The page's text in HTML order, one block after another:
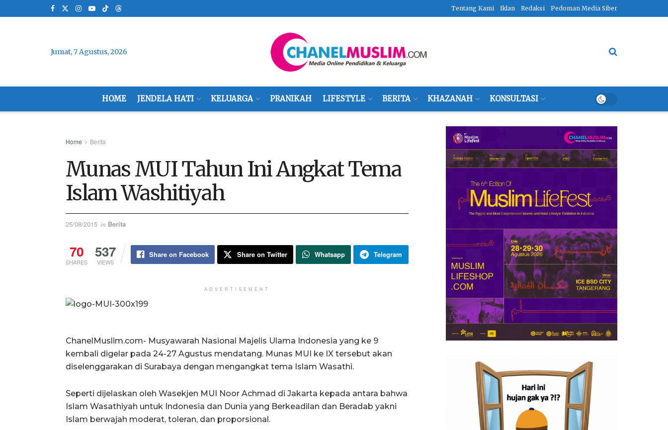
Tentang Kami Iklan Redaksi Pedoman Media Siber
Jumat, 7 Agustus, 2026
HOME JENDELA HATI KELUARGA PRANIKAH LIFESTYLE BERITA KHAZANAH KONSULTASI
Home Berita
Munas MUI Tahun Ini Angkat Tema
Islam Washitiyah
25/08/2015 in Berita
70
SHARES
537
VIEWS
Share on Facebook Share on Twitter Whatsapp Telegram
ADVERTISEMENT
ChanelMuslim.com- Musyawarah Nasional Majelis Ulama Indonesia yang ke 9
kembali digelar pada 24-27 Agustus mendatang. Munas MUI ke IX tersebut akan
diselenggarakan di Surabaya dengan mengangkat tema Islam Wasathi.
Seperti dijelaskan oleh Wasekjen MUI Noor Achmad di Jakarta kepada antara bahwa
Islam Wasathiyah untuk Indonesia dan Dunia yang Berkeadilan dan Beradab yakni
Islam berwajah moderat, toleran, dan proporsional.